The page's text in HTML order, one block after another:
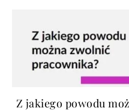
Z jakiego powodu